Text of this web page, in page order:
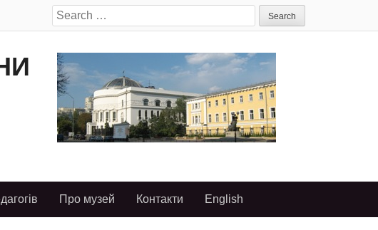
Search
for:
Про музей Контакти English